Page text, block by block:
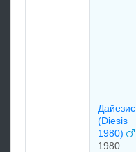
Дaйезис
(Diesis
1980)
1980